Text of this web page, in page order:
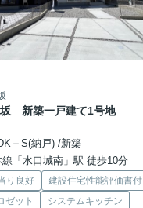
坂 新築一戸建て1号地
＋S(納戸) /新築
「水口城南」駅 徒歩10分
り良好 建設住宅性能評価書付
ゼット
システムキッチン